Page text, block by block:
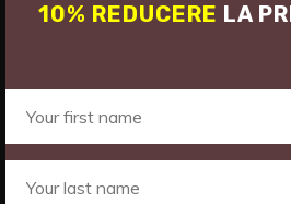
10% REDUCERE LA